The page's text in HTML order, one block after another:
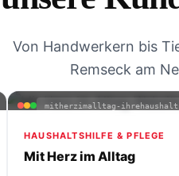
Von Handwerkern bis
Remseck am
mitherzimalltag-
HAUSHALTSHILFE & PFLEGE
Mit Herz im Alltag